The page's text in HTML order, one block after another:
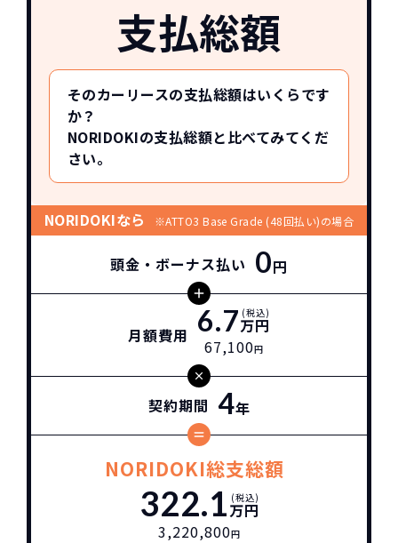
支払総額
そのカーリースの支払総額はいくらです
か？
NORIDOKIの支払総額と比べてみてくだ
さい。
NORIDOKIなら ※ATTO3 Base Grade (48回払い)の場合
頭金・ボーナス払い 0円
月額費用 6.7万円
(税込)
67,100円
契約期間 4年
NORIDOKI総支総額
322.1万円
(税込)
3,220,800円